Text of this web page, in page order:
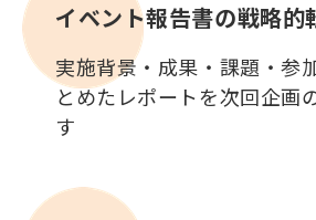
イベント報告書の戦略的
実施背景・成果・課題・参
とめたレポートを次回企画
す